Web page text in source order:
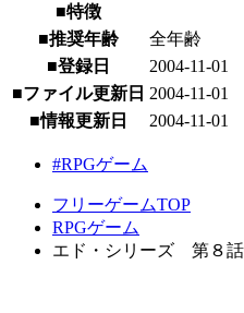
■特徴
■推奨年齢
全年齢
■登録日
2004-11-01
■ファイル更新日 2004-11-01
■情報更新日
2004-11-01
#RPGゲーム
フリーゲームTOP
RPGゲーム
エド・シリーズ 第８